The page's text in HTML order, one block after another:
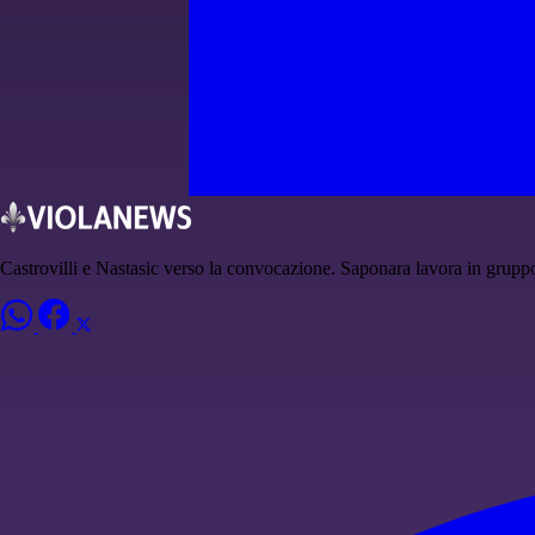
Castrovilli e Nastasic verso la convocazione. Saponara lavora in